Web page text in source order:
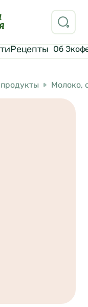
Рецепты Об
Молоко,